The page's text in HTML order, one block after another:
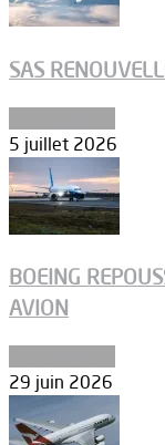
SAS
5 juillet 2026
BOEING
AVION
29 juin 2026